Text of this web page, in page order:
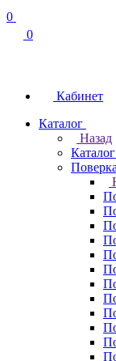
0
0
Кабинет
Каталог
Назад
Каталог